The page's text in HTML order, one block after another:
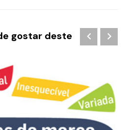
gostar deste